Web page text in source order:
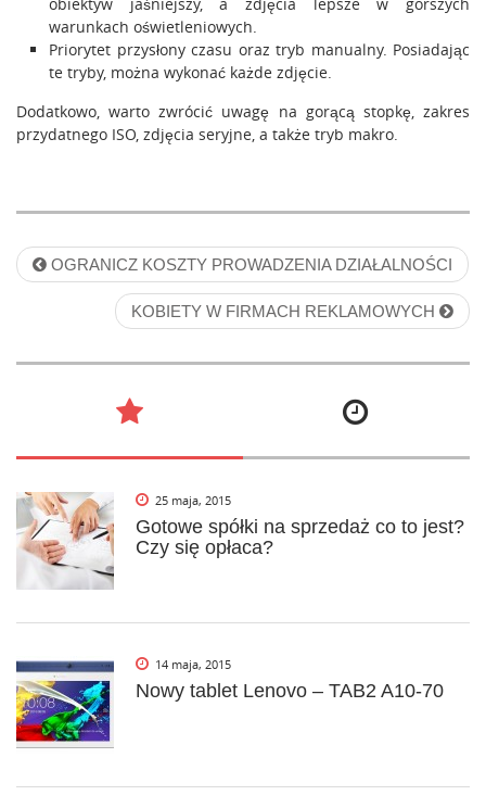
warunkach oświetleniowych.
Priorytet przysłony czasu oraz tryb manualny. Posiadając
te tryby, można wykonać każde zdjęcie.
Dodatkowo, warto zwrócić uwagę na gorącą stopkę, zakres
przydatnego ISO, zdjęcia seryjne, a także tryb makro.
P
t
g
a
t
i
o
n
OGRANICZ KOSZTY PROWADZENIA DZIAŁALNOŚCI
KOBIETY W FIRMACH REKLAMOWYCH
25 maja, 2015
Gotowe spółki na sprzedaż co to jest?
Czy się opłaca?
14 maja, 2015
Nowy tablet Lenovo – TAB2 A10-70